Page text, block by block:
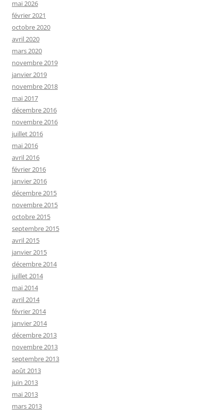
mai 2026
février 2021
octobre 2020
avril 2020
mars 2020
novembre 2019
janvier 2019
novembre 2018
mai 2017
décembre 2016
novembre 2016
juillet 2016
mai 2016
avril 2016
février 2016
janvier 2016
décembre 2015
novembre 2015
octobre 2015
septembre 2015
avril 2015
janvier 2015
décembre 2014
juillet 2014
mai 2014
avril 2014
février 2014
janvier 2014
décembre 2013
novembre 2013
septembre 2013
août 2013
juin 2013
mai 2013
mars 2013